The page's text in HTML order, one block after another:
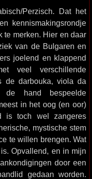
Perzisch. Dat het
kennismakingsrondje
te merken. Hier en daar
van de Bulgaren en
joelend en klappend
veel verschillende
de darbouka, viola da
hand bespeelde
in het oog (en oor)
is toch wel zangeres
mystische stem
te willen brengen. Wat
Opvallend, en in mijn
door een
gedaan worden.